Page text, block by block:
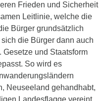
Frieden und Sicherheit
Leitlinie, welche die
Bürger grundsätzlich
die Bürger dann auch
und Staatsform
So wird es
Neuseeland gehandhabt,